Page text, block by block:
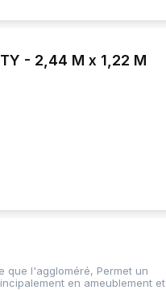
- 2,44 M x 1,22 M
que l'aggloméré, Permet un
en ameublement et